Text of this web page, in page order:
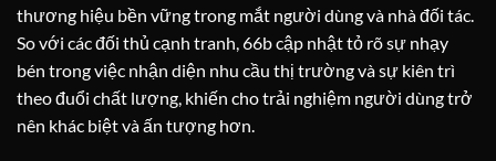
thương hiệu bền vững trong mắt người dùng và nhà đối tác.
So với các đối thủ cạnh tranh, 66b cập nhật tỏ rõ sự nhạy
bén trong việc nhận diện nhu cầu thị trường và sự kiên trì
theo đuổi chất lượng, khiến cho trải nghiệm người dùng trở
nên khác biệt và ấn tượng hơn.